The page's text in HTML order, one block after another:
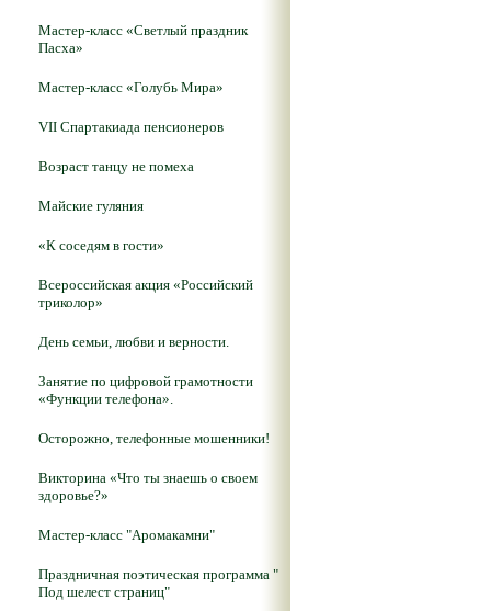
Мастер-класс «Светлый праздник
Пасха»
Мастер-класс «Голубь Мира»
VII Спартакиада пенсионеров
Возраст танцу не помеха
Майские гуляния
«К соседям в гости»
Всероссийская акция «Российский
триколор»
День семьи, любви и верности.
Занятие по цифровой грамотности
«Функции телефона».
Осторожно, телефонные мошенники!
Викторина «Что ты знаешь о своем
здоровье?»
Мастер-класс "Аромакамни"
Праздничная поэтическая программа "
Под шелест страниц"